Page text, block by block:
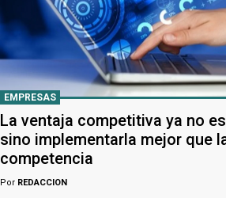
EMPRESAS
La ventaja competitiva ya no
sino implementarla mejor que
competencia
Por REDACCION